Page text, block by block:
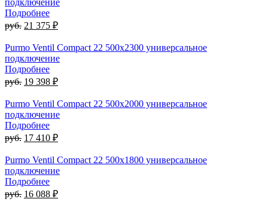
подключение
Подробнее
руб. 21 375 ₽
Purmo Ventil Compact 22 500х2300 универсальное
подключение
Подробнее
руб. 19 398 ₽
Purmo Ventil Compact 22 500х2000 универсальное
подключение
Подробнее
руб. 17 410 ₽
Purmo Ventil Compact 22 500х1800 универсальное
подключение
Подробнее
руб. 16 088 ₽